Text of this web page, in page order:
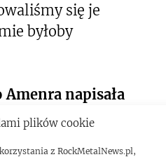
plików cookie
z RockMetalNews.pl,
się je
byłoby
napisała
od